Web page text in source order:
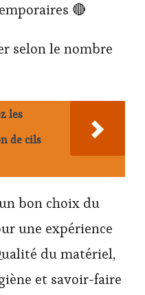
🔴
selon le nombre
les
de cils
bon choix du
une expérience
du matériel,
et savoir-faire